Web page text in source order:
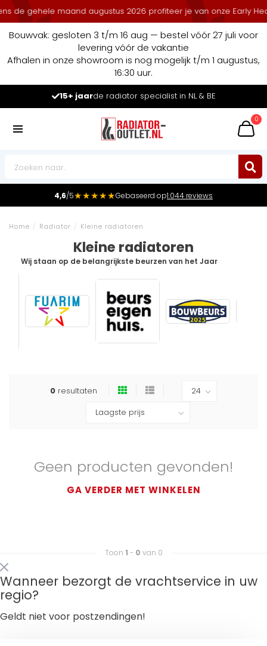
de gehele maand augustus 2026 profiteer je van onze Early
Bouwvak: gesloten 3 t/m 16 aug — bestel vóór 27 juli voor
levering vóór de vakantie
Afhalen in onze showroom is nog mogelijk t/m 1 augustus,
16:30 uur.
15+ jaarde radiator specialist in NL & BE
0
4,6/5★★★★★Gebaseerd op1.044 reviews
Home / Radiator / Kleine radiatoren
Kleine radiatoren
Wij staan op de belangrijkste beurzen van het Jaar
0 resultaten
Geen producten gevonden!
GA VERDER MET WINKELEN
Toon 1 - 0 van 0
Wanneer bezorgt de vrachtservice in uw
regio?
Geldt niet voor postzendingen!